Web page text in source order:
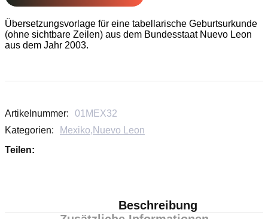
Übersetzungsvorlage für eine tabellarische Geburtsurkunde
(ohne sichtbare Zeilen) aus dem Bundesstaat Nuevo Leon
aus dem Jahr 2003.
Artikelnummer:
01MEX32
Kategorien:
Mexiko,Nuevo Leon
Teilen:
Beschreibung